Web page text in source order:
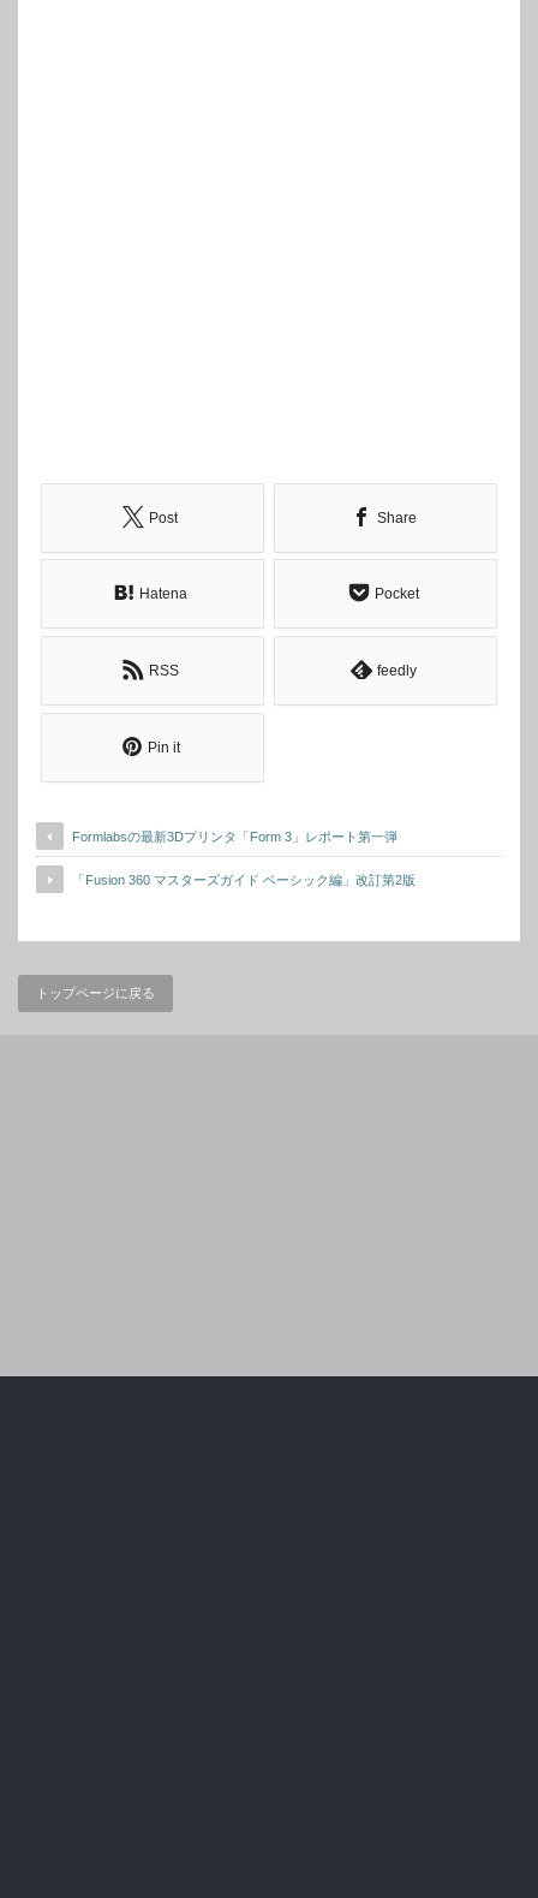
Post Share
Hatena Pocket
RSS feedly
Pin it
Formlabsの最新3Dプリンタ「Form 3」レポート第一弾
「Fusion 360 マスターズガイド ベーシック編」改訂第2版
トップページに戻る